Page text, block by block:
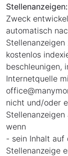
Stellenanzeigen:
Zweck
automatisch
kostenlos
beschleunigen,
Internetquelle
office@
nicht und/oder
wenn
- sein Inhalt auf
Stellenanzeige